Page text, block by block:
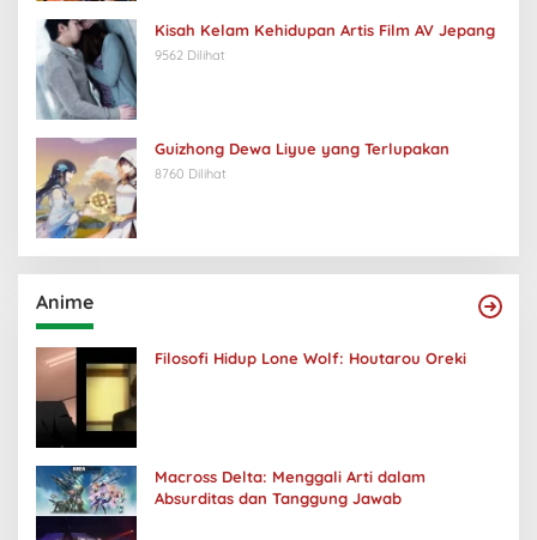
Kisah Kelam Kehidupan Artis Film AV Jepang
9562 Dilihat
Guizhong Dewa Liyue yang Terlupakan
8760 Dilihat
Anime
Filosofi Hidup Lone Wolf: Houtarou Oreki
Macross Delta: Menggali Arti dalam
Absurditas dan Tanggung Jawab